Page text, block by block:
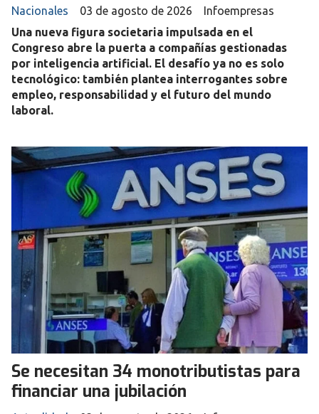
Infoempresas
Nacionales
03 de agosto de 2026
Una nueva figura societaria impulsada en el
Congreso abre la puerta a compañías gestionadas
por inteligencia artificial. El desafío ya no es solo
tecnológico: también plantea interrogantes sobre
empleo, responsabilidad y el futuro del mundo
laboral.
Se necesitan 34 monotributistas para
financiar una jubilación